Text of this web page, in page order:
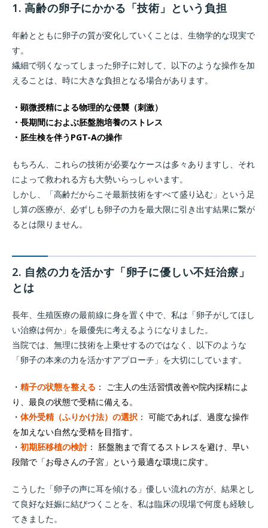
1. 高齢の卵子にかかる「技術」という負担
年齢とともに卵子の質が変化していくことは、生物学的な現実で
す。
繊細で弱くなってしまった卵子に対して、以下のような操作を加
えることは、時に大きな負担となる場合があります。
・顕微授精による物理的な侵襲（刺激）
・長期間におよぶ胚盤胞培養のストレス
・胚生検を伴うPGT-Aの操作
もちろん、これらの技術が必要なケースは多々ありますし、それ
によって救われる方も大勢いらっしゃいます。
しかし、「高齢だからこそ最新技術をすべて盛り込む」という足
し算の医療が、必ずしも卵子の力を最大限に引き出す結果に繋が
るとは限りません。
2. 自然の力を活かす「卵子に優しい不妊治療」
とは
長年、生殖医療の最前線に身を置く中で、私は「卵子がしてほし
い治療は何か」を最優先に考えるようになりました。
当院では、無理に技術を上乗せするのではなく、以下のような
「卵子の本来の力を活かすアプローチ」を大切にしています。
・ 精子の状態を整える ： ご主人の生活習慣改善や院内採精によ
り、最良の状態で受精に備える。
・ 体外受精（ふりかけ法）の選択 ： 可能であれば、過度な操作
を加えない自然な受精を目指す。
・ 初期胚移植の検討 ： 胚盤胞まで育てるストレスを避け、早い
段階で「お母さんの子宮」という最適な環境に戻す。
こうした「卵子の声に耳を傾ける」優しい流れの方が、結果とし
て良好な妊娠に結びつくことを、私は臨床の現場で何度も経験し
てきました。